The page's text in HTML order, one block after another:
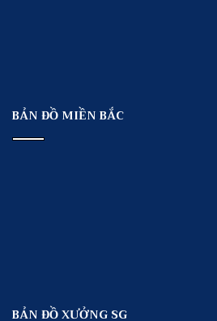
BẢN ĐỒ MIỀN BẮC
BẢN ĐỒ XƯỞNG SG